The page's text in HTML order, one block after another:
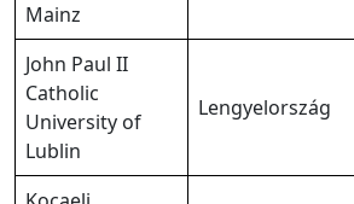
Mainz
John Paul II
Catholic
University of
Lublin
Lengyelország